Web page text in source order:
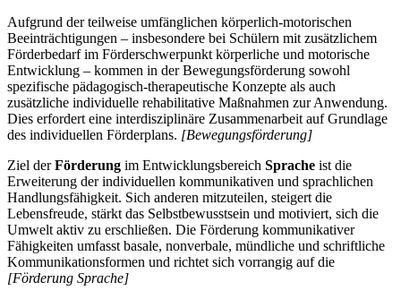
Aufgrund der teilweise umfänglichen körperlich-motorischen
Beeinträchtigungen – insbesondere bei Schülern mit zusätzlichem
Förderbedarf im Förderschwerpunkt körperliche und motorische
Entwicklung – kommen in der Bewegungsförderung sowohl
spezifische pädagogisch-therapeutische Konzepte als auch
zusätzliche individuelle rehabilitative Maßnahmen zur Anwendung.
Dies erfordert eine interdisziplinäre Zusammenarbeit auf Grundlage
des individuellen Förderplans. [Bewegungsförderung]
Ziel derFörderung im Entwicklungsbereich Sprache ist die
Erweiterung der individuellen kommunikativen und sprachlichen
Handlungsfähigkeit. Sich anderen mitzuteilen, steigert die
Lebensfreude, stärkt das Selbstbewusstsein und motiviert, sich die
Umwelt aktiv zu erschließen. Die Förderung kommunikativer
Fähigkeiten umfasst basale, nonverbale, mündliche und schriftliche
Kommunikationsformen und richtet sich vorrangig auf die
[Förderung Sprache]